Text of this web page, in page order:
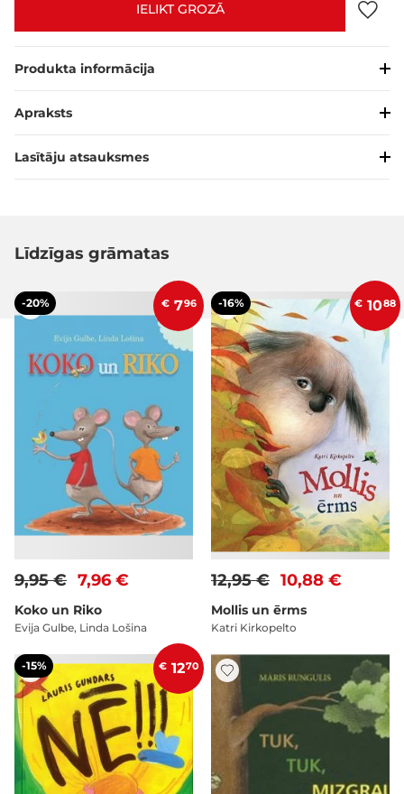
IELIKT GROZĀ
Produkta informācija
Apraksts
Lasītāju atsauksmes
Līdzīgas grāmatas
-20% € 796
7,96 €
9,95 €
Koko un Riko
Evija Gulbe, Linda Lošina
-16% € 1088
10,88 €
12,95 €
Mollis un ērms
Katri Kirkopelto
-15% € 1270